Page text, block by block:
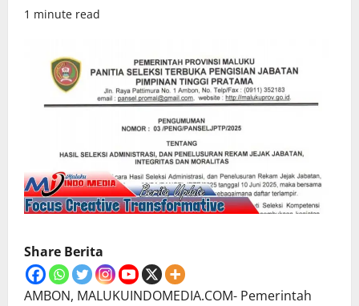
1 minute read
Share Berita
AMBON, MALUKUINDOMEDIA.COM- Pemerintah